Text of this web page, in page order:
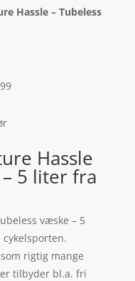
Hassle – Tubeless
Hassle
5 liter fra
væske – 5
rigtig mange
tilbyder bl.a. fri